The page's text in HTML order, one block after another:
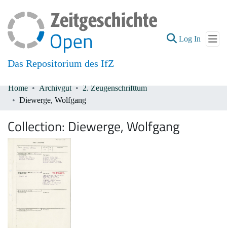
Das Repositorium des IfZ
Log In (current)
Communities & Collections
Home Archivgut
2. Zeugenschrifttum
Diewerge, Wolfgang
Collection: Diewerge, Wolfgang